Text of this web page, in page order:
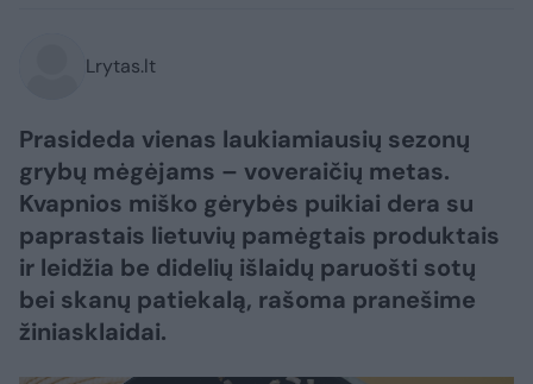
Lrytas.lt
Prasideda vienas laukiamiausių sezonų
grybų mėgėjams – voveraičių metas.
Kvapnios miško gėrybės puikiai dera su
paprastais lietuvių pamėgtais produktais
ir leidžia be didelių išlaidų paruošti sotų
bei skanų patiekalą, rašoma pranešime
žiniasklaidai.